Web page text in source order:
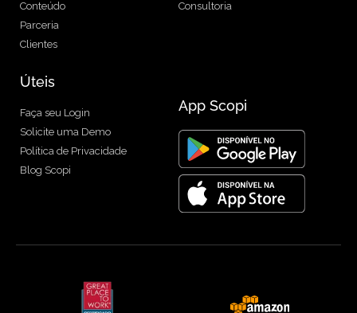
Conteúdo
Parceria
Clientes
Consultoria
Úteis
Faça seu Login
Solicite uma Demo
Política de Privacidade
Blog Scopi
App Scopi